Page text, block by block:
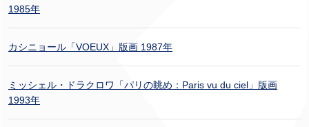
1985年
カシニョール「VOEUX」版画 1987年
ミッシェル・ドラクロワ「パリの眺め：Paris vu du ciel」版画
1993年